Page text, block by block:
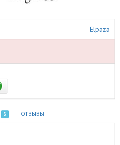
Elpaza
3 ОТЗЫВЫ